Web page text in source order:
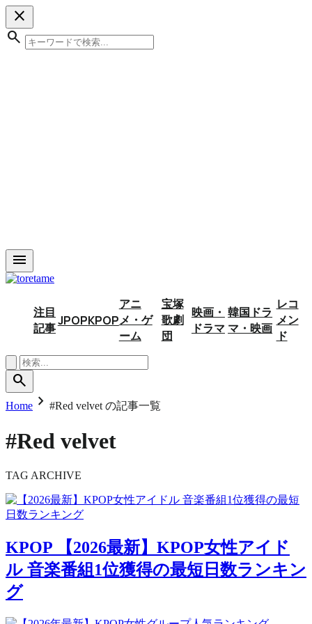
close
search
menu
注目
記事JPOPKPOP
アニ
メ・ゲ
ーム
宝塚
歌劇
団
映画・
ドラマ
韓国ドラ
マ・映画
レコ
メン
ド
search
Home chevron_right #Red velvet の記事一覧
#Red velvet
TAG ARCHIVE
KPOP 【2026最新】KPOP女性アイド
ル 音楽番組1位獲得の最短日数ランキン
グ